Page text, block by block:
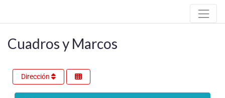
Cuadros y Marcos
Dirección